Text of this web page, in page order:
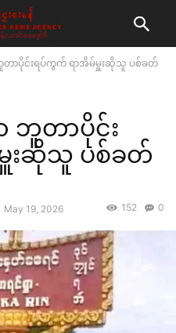
တာပိုင်းရပ်ကွက် ရာအိမ်မှူးဆိုသူ ပစ်ခတ်
ဘူတာပိုင်း
းဆိုသူ ပစ်ခတ်
May 19, 2026 0
152